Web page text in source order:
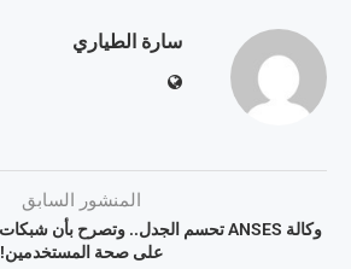
سارة الطياري
المنشور السابق
على صحة المستخدمين!